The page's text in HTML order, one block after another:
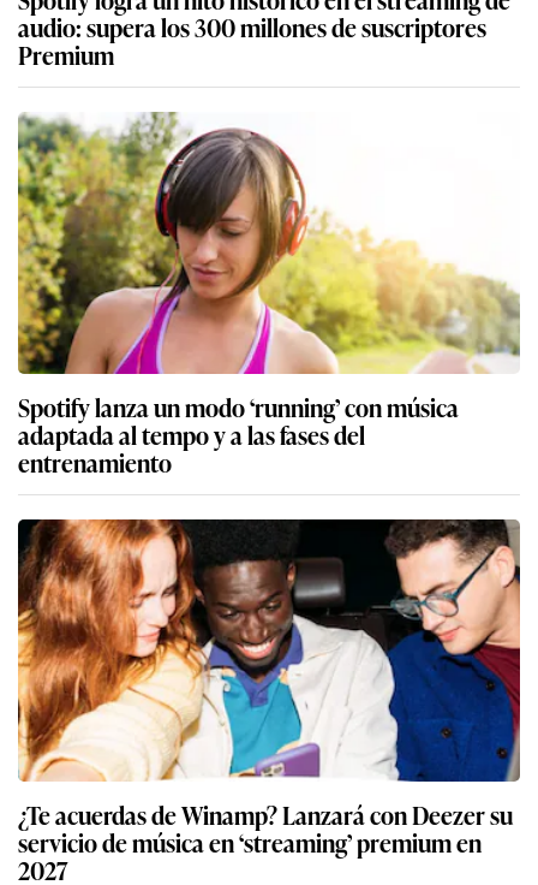
audio: supera los 300 millones de suscriptores
Premium
Spotify lanza un modo ‘running’ con música
adaptada al tempo y a las fases del
entrenamiento
¿Te acuerdas de Winamp? Lanzará con Deezer su
servicio de música en ‘streaming’ premium en
2027